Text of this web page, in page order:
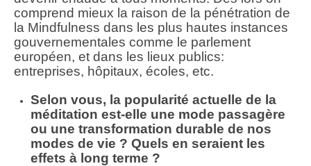
comprend mieux la raison de la pénétration de
la Mindfulness dans les plus hautes instances
gouvernementales comme le parlement
européen, et dans les lieux publics:
entreprises, hôpitaux, écoles, etc.
Selon vous, la popularité actuelle de la
méditation est-elle une mode passagère
ou une transformation durable de nos
modes de vie ? Quels en seraient les
effets à long terme ?